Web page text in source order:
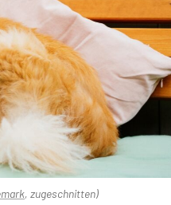
, zugeschnitten)